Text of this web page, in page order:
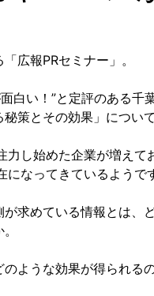
広報PRセミナー」。
白い！”と定評のある
策とその効果」につい
力し始めた企業が増え
なってきているようで
求めている情報とは、
ような効果が得られ